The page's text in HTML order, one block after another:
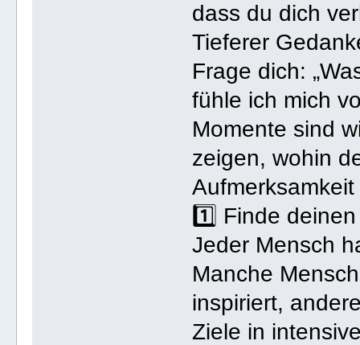
dass du dich
Tieferer
Frage dich:
fühle ich mich
Momente sind
zeigen, wohin
1️⃣ Finde
Jeder Mensch
Manche
inspiriert,
Ziele in